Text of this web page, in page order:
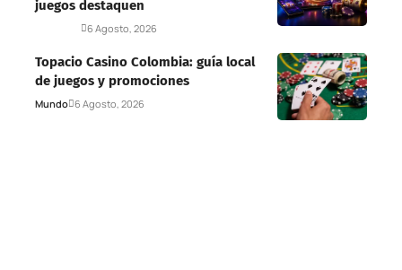
juegos destaquen
6 Agosto, 2026
Topacio Casino Colombia: guía local
de juegos y promociones
Mundo 6 Agosto, 2026